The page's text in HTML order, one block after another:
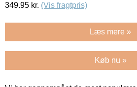
349.95 kr. (Vis fragtpris)
Læs mere »
Køb nu »